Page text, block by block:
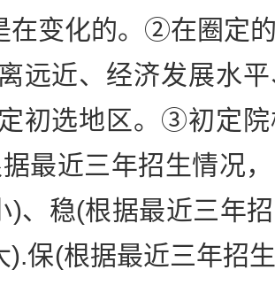
在变化的。②在圈定
远近、经济发展水
初选地区。③初定
最近三年招生情况
)、稳(根据最近三年
).保(根据最近三年招